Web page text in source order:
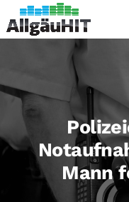
Mann